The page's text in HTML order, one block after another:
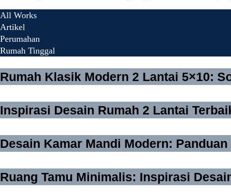
All Works
Artikel
Perumahan
Rumah Tinggal
Rumah Klasik Modern 2 Lantai 5×10:
Inspirasi Desain Rumah 2 Lantai
Desain Kamar Mandi Modern:
Ruang Tamu Minimalis: Inspirasi